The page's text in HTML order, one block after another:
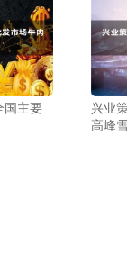
国主要
兴业
高峰